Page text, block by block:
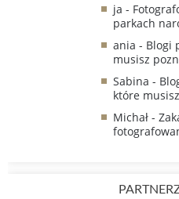
ja -
parkach
ania - Blogi
musisz
Sabina -
które
Michał -